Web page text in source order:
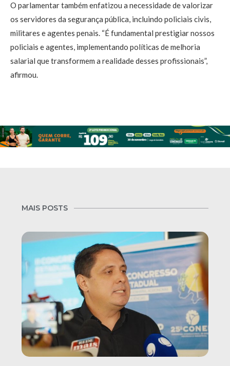
O parlamentar também enfatizou a necessidade de valorizar
os servidores da segurança pública, incluindo policiais civis,
militares e agentes penais. “É fundamental prestigiar nossos
policiais e agentes, implementando políticas de melhoria
salarial que transformem a realidade desses profissionais”,
afirmou.
MAIS POSTS